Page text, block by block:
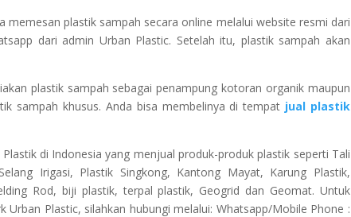
memesan plastik sampah secara online melalui website resmi dari
dari admin Urban Plastic. Setelah itu, plastik sampah akan
plastik sampah sebagai penampung kotoran organik maupun
sampah khusus. Anda bisa membelinya di tempat jual plastik
di Indonesia yang menjual produk-produk plastik seperti Tali
Irigasi, Plastik Singkong, Kantong Mayat, Karung Plastik,
Rod, biji plastik, terpal plastik, Geogrid dan Geomat. Untuk
Urban Plastic, silahkan hubungi melalui: Whatsapp/Mobile Phone :